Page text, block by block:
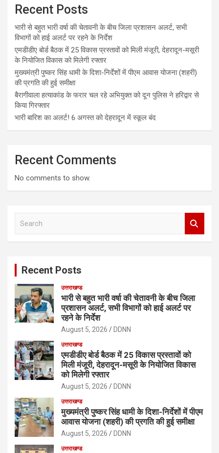
Recent Posts
भारी से बहुत भारी वर्षा की चेतावनी के बीच जिला प्रशासन अलर्ट, सभी
विभागों को हाई अलर्ट पर रहने के निर्देश
एमडीडीए बोर्ड बैठक में 25 विकास प्रस्तावों को मिली मंजूरी, देहरादून-मसूरी
के नियोजित विकास को मिलेगी रफ्तार
मुख्यमंत्री पुष्कर सिंह धामी के दिशा-निर्देशों में पीएम आवास योजना (शहरी)
की प्रगति की हुई समीक्षा
बैरागीवाला हत्याकांड के फरार चल रहे अभियुक्त को दून पुलिस ने हरिद्वार से
किया गिरफ्तार
भारी बारिश का अलर्ट! 6 अगस्त को देहरादून में स्कूल बंद
Recent Comments
No comments to show.
Recent Posts
उत्तराखण्ड
भारी से बहुत भारी वर्षा की चेतावनी के बीच जिला
प्रशासन अलर्ट, सभी विभागों को हाई अलर्ट पर
रहने के निर्देश
August 5, 2026 DDNN
उत्तराखण्ड
एमडीडीए बोर्ड बैठक में 25 विकास प्रस्तावों को
मिली मंजूरी, देहरादून-मसूरी के नियोजित विकास
को मिलेगी रफ्तार
August 5, 2026 DDNN
उत्तराखण्ड
मुख्यमंत्री पुष्कर सिंह धामी के दिशा-निर्देशों में पीएम
आवास योजना (शहरी) की प्रगति की हुई समीक्षा
August 5, 2026 DDNN
उत्तराखण्ड